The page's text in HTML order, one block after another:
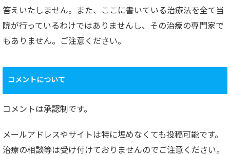
答えいたしません。また、ここに書いている治療法を全て当
院が行っているわけではありませんし、その治療の専門家で
もありません。ご注意ください。
コメントについて
コメントは承認制です。
メールアドレスやサイトは特に埋めなくても投稿可能です。
治療の相談等は受け付けておりませんのでご注意ください。